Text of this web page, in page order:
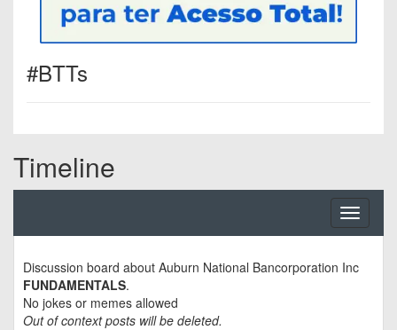
#BTTs
Timeline
Toggle
Discussion board about Auburn National Bancorporation Inc
FUNDAMENTALS.
No jokes or memes allowed
Out of context posts will be deleted.